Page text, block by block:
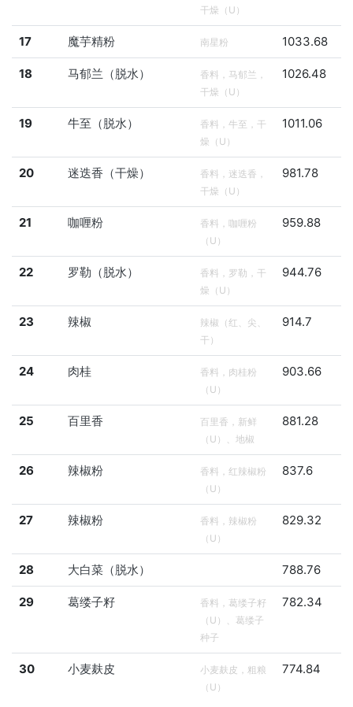
干燥（U）
17 魔芋精粉 南星粉 1033.68
18 马郁兰（脱水）
香料，马郁兰，
干燥（U）
1026.48
19 牛至（脱水）
香料，牛至，干
燥（U）
1011.06
20 迷迭香（干燥）
香料，迷迭香，
干燥（U）
981.78
21 咖喱粉
香料，咖喱粉
（U）
959.88
22 罗勒（脱水）
香料，罗勒，干
燥（U）
944.76
23 辣椒
辣椒（红、尖、
干）
914.7
24 肉桂
香料，肉桂粉
（U）
903.66
25 百里香
百里香，新鲜
（U）、地椒
881.28
26 辣椒粉
香料，红辣椒粉
（U）
837.6
27 辣椒粉
香料，辣椒粉
（U）
829.32
28 大白菜（脱水） 788.76
29 葛缕子籽
香料，葛缕子籽
（U）、葛缕子
种子
782.34
30 小麦麸皮
小麦麸皮，粗粮
（U）
774.84